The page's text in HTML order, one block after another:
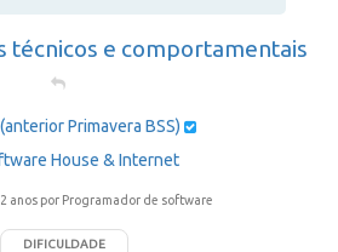
técnicos e comportamentais
Primavera BSS)
House & Internet
anos por Programador de software
DIFICULDADE